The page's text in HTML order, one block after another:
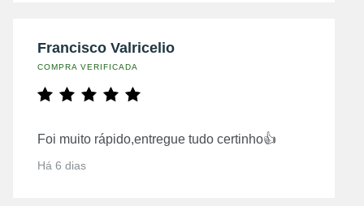
Francisco Valricelio
COMPRA VERIFICADA
Foi muito rápido,entregue tudo certinho👍
Há 6 dias